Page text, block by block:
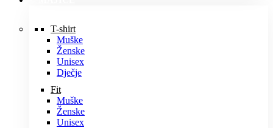
T-shirt
Muške
Ženske
Unisex
Dječje
Fit
Muške
Ženske
Unisex